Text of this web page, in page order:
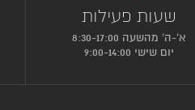
שעות פעילות
א’-ה’ מהשעה 8:30-17:00
יום שישי 9:00-14:00